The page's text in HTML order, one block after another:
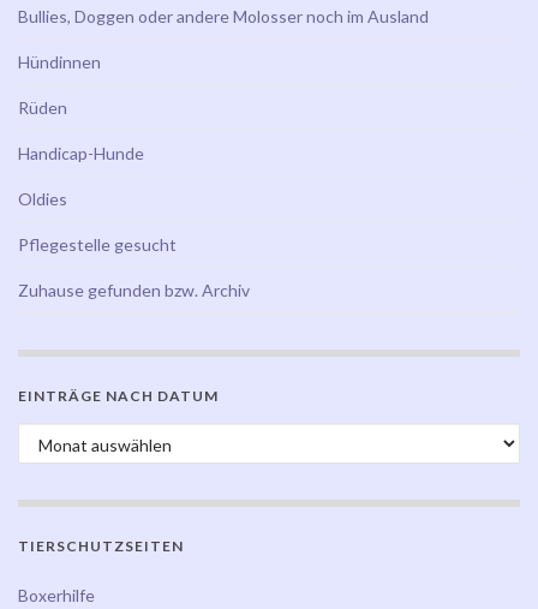
Bullies, Doggen oder andere Molosser noch im Ausland
Hündinnen
Rüden
Handicap-Hunde
Oldies
Pflegestelle gesucht
Zuhause gefunden bzw. Archiv
EINTRÄGE NACH DATUM
Einträge nach Datum
TIERSCHUTZSEITEN
Boxerhilfe